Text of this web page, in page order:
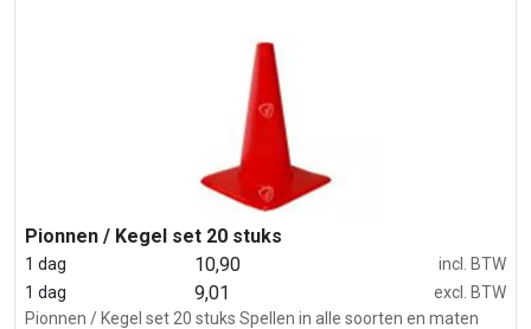
Pionnen / Kegel set 20 stuks
1 dag 10,90
incl. BTW
1 dag
9,01
excl. BTW
Pionnen / Kegel set 20 stuks Spellen in alle soorten en maten